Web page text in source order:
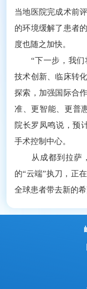
当地医院完成术前
的环境缓解了患者
度也随之加快。
“下一步，我们
技术创新、临床转
探索，加强国际合
准、更智能、更普
院长罗凤鸣说，预
手术控制中心。
从成都到拉萨，
的“云端”执刀，正
全球患者带去新的